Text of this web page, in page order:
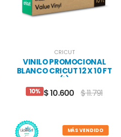
CRICUT
VINILO PROMOCIONAL
BLANCO CRICUT 12 X 10 FT
(1)
10% $ 10.600 $ 11.791
MÁS VENDIDO